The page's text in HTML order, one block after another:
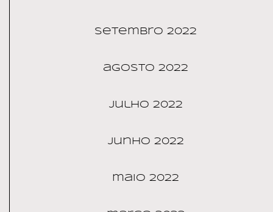
setembro 2022
agosto 2022
julho 2022
junho 2022
maio 2022